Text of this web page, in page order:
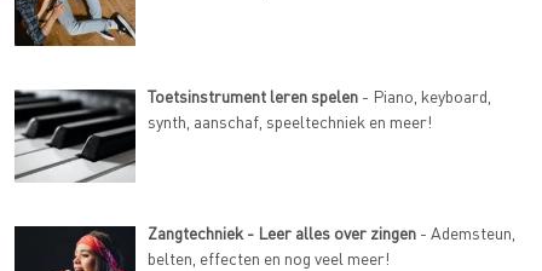
Toetsinstrument leren spelen - Piano, keyboard,
synth, aanschaf, speeltechniek en meer!
Zangtechniek - Leer alles over zingen - Ademsteun,
belten, effecten en nog veel meer!